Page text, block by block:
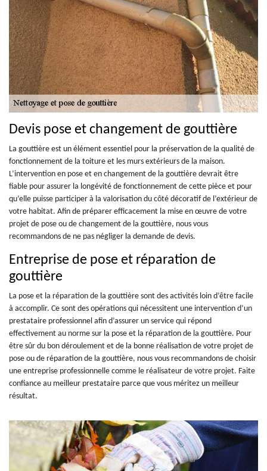
Devis pose et changement de gouttière
La gouttière est un élément essentiel pour la préservation de la qualité de
fonctionnement de la toiture et les murs extérieurs de la maison.
L’intervention en pose et en changement de la gouttière devrait être
fiable pour assurer la longévité de fonctionnement de cette pièce et pour
qu’elle puisse participer à la valorisation du côté décoratif de l’extérieur de
votre habitat. Afin de préparer efficacement la mise en œuvre de votre
projet de pose ou de changement de la gouttière, nous vous
recommandons de ne pas négliger la demande de devis.
Entreprise de pose et réparation de
gouttière
La pose et la réparation de la gouttière sont des activités loin d’être facile
à accomplir. Ce sont des opérations qui nécessitent une intervention d’un
prestataire professionnel afin d’assurer un service qui répond
effectivement au norme sur la pose et la réparation de la gouttière. Pour
être sûr du bon déroulement et de la bonne réalisation de votre projet de
pose ou de réparation de la gouttière, nous vous recommandons de choisir
une entreprise professionnelle comme le réalisateur de votre projet. Faite
confiance au meilleur prestataire parce que vous méritez un meilleur
résultat.